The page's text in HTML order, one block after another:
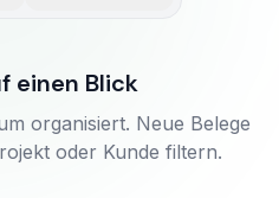
einen Blick
organisiert. Neue Belege
oder Kunde filtern.